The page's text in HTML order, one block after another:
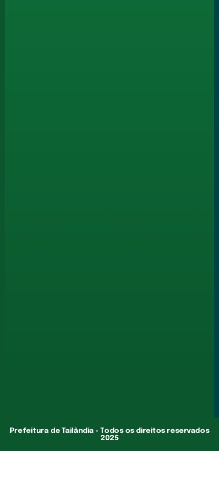
Prefeitura de Tailândia - Todos os direitos reservados
2025